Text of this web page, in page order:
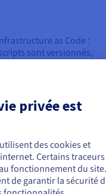
as Code :
sont versionnés,
l'évolution du
entreprises régulées
privée est
des cookies et
Certains traceurs
fonctionnement du site.
de garantir la sécurité